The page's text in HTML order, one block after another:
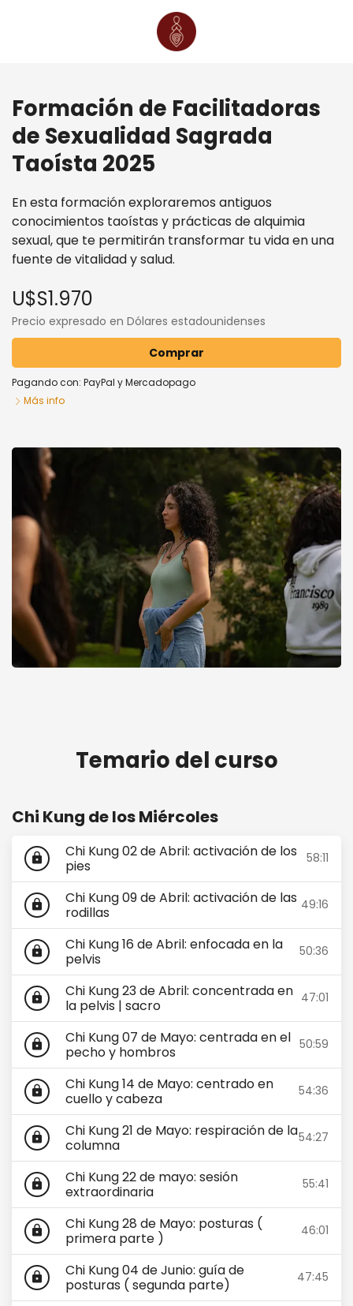
Formación de Facilitadoras
de Sexualidad Sagrada
Taoísta 2025
En esta formación exploraremos antiguos
conocimientos taoístas y prácticas de alquimia
sexual, que te permitirán transformar tu vida en una
fuente de vitalidad y salud.
U$S1.970
Precio expresado en Dólares estadounidenses
Comprar
Pagando con: PayPal yMercadopago
Más info
Temario del curso
Chi Kung de los Miércoles
lock
Chi Kung 02 de Abril: activación de los
pies
58:11
lock
Chi Kung 09 de Abril: activación de las
rodillas
49:16
lock
Chi Kung 16 de Abril: enfocada en la
pelvis
50:36
lock
Chi Kung 23 de Abril: concentrada en
la pelvis | sacro
47:01
lock
Chi Kung 07 de Mayo: centrada en el
pecho y hombros
50:59
lock
Chi Kung 14 de Mayo: centrado en
cuello y cabeza
54:36
lock
Chi Kung 21 de Mayo: respiración de la
columna
54:27
lock
Chi Kung 22 de mayo: sesión
extraordinaria
55:41
lock
Chi Kung 28 de Mayo: posturas (
primera parte )
46:01
lock
Chi Kung 04 de Junio: guía de
posturas ( segunda parte)
47:45